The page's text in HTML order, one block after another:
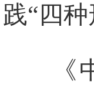
践“四